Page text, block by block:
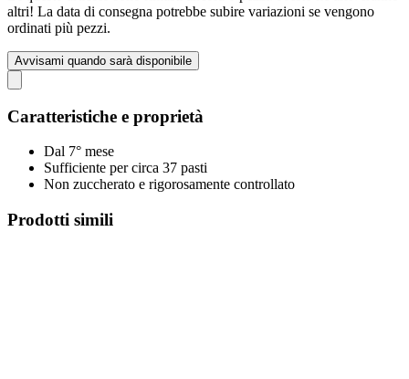
altri! La data di consegna potrebbe subire variazioni se vengono
ordinati più pezzi.
Avvisami quando sarà disponibile
Caratteristiche e proprietà
Dal 7° mese
Sufficiente per circa 37 pasti
Non zuccherato e rigorosamente controllato
Prodotti simili